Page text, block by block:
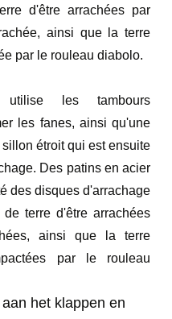
d'être arrachées par
ainsi que la terre
par le rouleau diabolo.
utilise les tambours
les fanes, ainsi qu'une
étroit qui est ensuite
Des patins en acier
des disques d'arrachage
terre d'être arrachées
ainsi que la terre
par le rouleau